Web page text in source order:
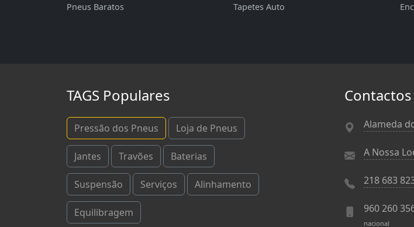
Pneus Baratos
Tapetes Auto
TAGS Populares
Pressão dos Pneus Loja de Pneus
Jantes Travões Baterias
Suspensão Serviços Alinhamento
Equilibragem
Contactos
Alameda
A Nossa
218 683
960 260
nacional